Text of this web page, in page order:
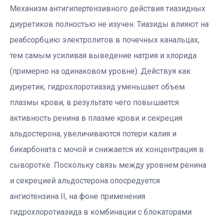
Механизм антигипертензивного действия тиазидных
диуретиков полностью не изучен. Тиазиды влияют на
реабсорбцию электролитов в почечных канальцах,
тем самым усиливая выведение натрия и хлорида
(примерно на одинаковом уровне). Действуя как
диуретик, гидрохлоротиазид уменьшает объем
плазмы крови, в результате чего повышается
активность ренина в плазме крови и секреция
альдостерона, увеличиваются потери калия и
бикарбоната с мочой и снижается их концентрация в
сыворотке. Поскольку связь между уровнем ренина
и секрецией альдостерона опосредуется
ангиотензина II, на фоне применения
гидрохлоротиазида в комбинации с блокаторами